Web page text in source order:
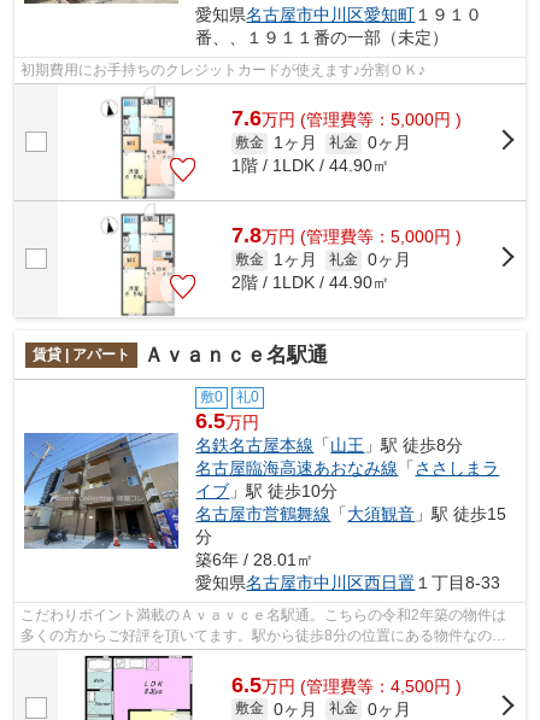
愛知県名古屋市中川区愛知町 １９１０
番、、１９１１番の一部（未定）
初期費用にお手持ちのクレジットカードが使えます♪分割ＯＫ♪
7.6万円 (管理費等：5,000円 )
敷金 1ヶ月 礼金 0ヶ月
1階 / 1LDK / 44.90㎡
7.8万円 (管理費等：5,000円 )
敷金 1ヶ月 礼金 0ヶ月
2階 / 1LDK / 44.90㎡
賃貸 | アパート Ａｖａｎｃｅ名駅通
敷0 礼0
6.5万円
名鉄名古屋本線 「山王 」駅 徒歩8分
名古屋臨海高速あおなみ線 「ささしまラ
イブ 」駅 徒歩10分
名古屋市営鶴舞線 「大須観音 」駅 徒歩15
分
築6年 / 28.01㎡
愛知県名古屋市中川区西日置１丁目8‐33
こだわりポイント満載のＡｖａｖｃｅ名駅通。こちらの令和2年築の物件は
多くの方からご好評を頂いてます。駅から徒歩8分の位置にある物件なの
で、電車の利用も快適です。駅が周辺に2つ...
6.5万円 (管理費等：4,500円 )
敷金 0ヶ月 礼金 0ヶ月